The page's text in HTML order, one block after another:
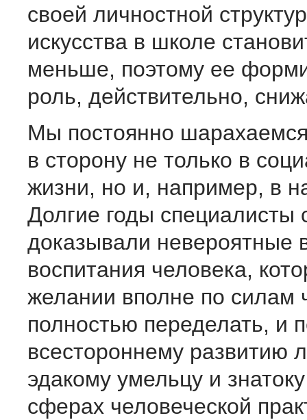
своей личностной
искусства в школе
меньше, поэтому ее
роль, действительно,
Мы постоянно
в сторону не только в
жизни, но и, например, в
Долгие годы специалисты
доказывали невероятные
воспитания человека,
желании вполне по силам
полностью переделать, и
всестороннему развитию
эдакому умельцу и
сферах человеческой